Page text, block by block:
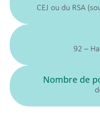
CEJ ou du RSA
92 –
Nombre de